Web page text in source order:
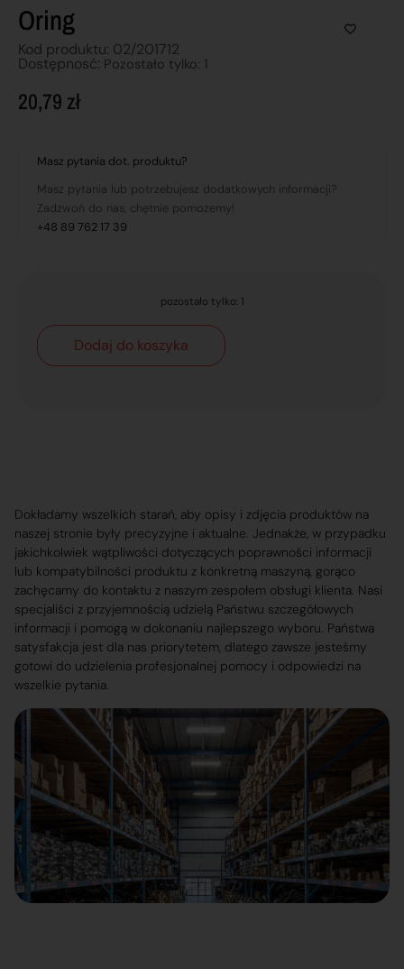
Oring
Kod produktu: 02/201712
Dostępnosć: Pozostało tylko: 1
20,79 zł
Masz pytania dot. produktu?
Masz pytania lub potrzebujesz dodatkowych informacji?
Zadzwoń do nas, chętnie pomożemy!
+48 89 762 17 39
pozostało tylko: 1
Dodaj do koszyka
Dokładamy wszelkich starań, aby opisy i zdjęcia produktów na
naszej stronie były precyzyjne i aktualne. Jednakże, w przypadku
jakichkolwiek wątpliwości dotyczących poprawności informacji
lub kompatybilności produktu z konkretną maszyną, gorąco
zachęcamy do kontaktu z naszym zespołem obsługi klienta. Nasi
specjaliści z przyjemnością udzielą Państwu szczegółowych
informacji i pomogą w dokonaniu najlepszego wyboru. Państwa
satysfakcja jest dla nas priorytetem, dlatego zawsze jesteśmy
gotowi do udzielenia profesjonalnej pomocy i odpowiedzi na
wszelkie pytania.